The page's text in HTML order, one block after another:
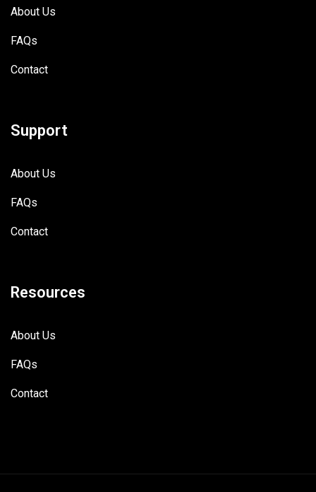
About Us
FAQs
Contact
Support
About Us
FAQs
Contact
Resources
About Us
FAQs
Contact